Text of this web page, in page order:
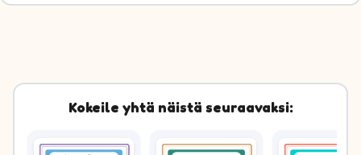
Kokeile yhtä näistä seuraavaksi: